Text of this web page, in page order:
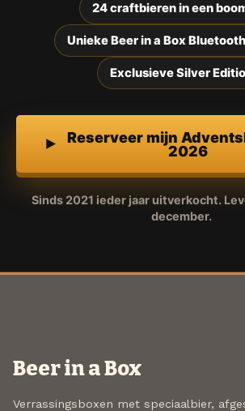
24 craftbieren in een
Unieke Beer in a Box
Exclusieve Silver
Reserveer mijn
2026
Sinds 2021 ieder jaar uitverkocht.
december.
Beer in a Box
Verrassingsboxen met speciaalbier,